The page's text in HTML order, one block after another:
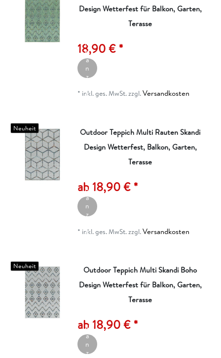
Design Wetterfest für Balkon, Garten,
Terasse
18,90 € *
ik
el
a
n
z
g
* inkl. ges. MwSt.zzgl.Versandkosten
Neuheit
Outdoor Teppich Multi Rauten Skandi
Design Wetterfest, Balkon, Garten,
Terasse
ab 18,90 € *
ik
el
a
n
z
g
* inkl. ges. MwSt.zzgl.Versandkosten
Neuheit
Outdoor Teppich Multi Skandi Boho
Design Wetterfest für Balkon, Garten,
Terasse
ab 18,90 € *
ik
el
a
n
z